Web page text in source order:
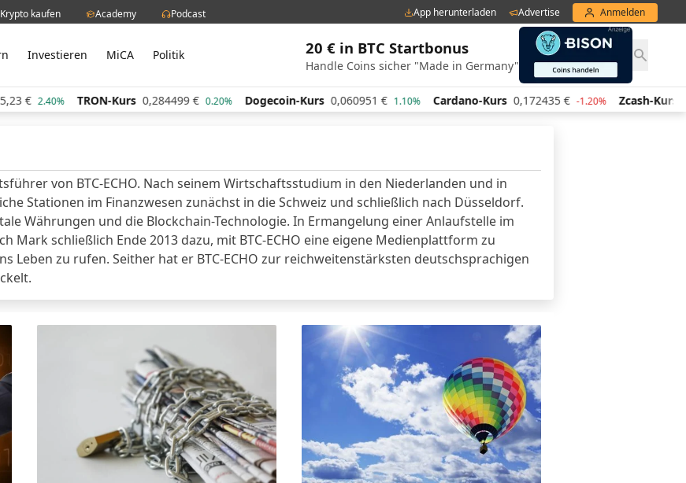
Krypto kaufen Academy Podcast App herunterladen Advertise Anmelden
Investieren MiCA Politik 20 € in BTC Startbonus
Handle Coins sicher "Made in Germany"
€ 2.40% TRON-Kurs 0,284499 € 0.20% Dogecoin-Kurs 0,060951 € 1.10% Cardano-Kurs 0,172435 € -1.20% Zcash-Kurs
von BTC-ECHO. Nach seinem Wirtschaftsstudium in den Niederlanden und in
Stationen im Finanzwesen zunächst in die Schweiz und schließlich nach Düsseldorf.
Währungen und die Blockchain-Technologie. In Ermangelung einer Anlaufstelle im
Mark schließlich Ende 2013 dazu, mit BTC-ECHO eine eigene Medienplattform zu
Leben zu rufen. Seither hat er BTC-ECHO zur reichweitenstärksten deutschsprachigen